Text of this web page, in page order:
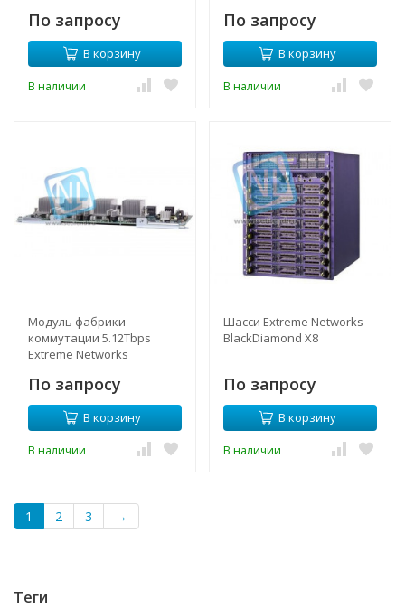
По запросу
В корзину
В наличии
По запросу
В корзину
В наличии
Модуль фабрики
коммутации 5.12Tbps
Extreme Networks
По запросу
В корзину
В наличии
Шасси Extreme Networks
BlackDiamond X8
По запросу
В корзину
В наличии
1 2 3 →
Теги